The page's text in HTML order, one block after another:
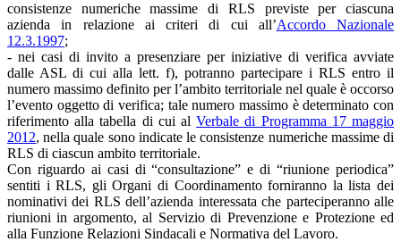
consistenze numeriche massime di RLS previste per ciascuna
azienda in relazione ai criteri di cui all’Accordo Nazionale
12.3.1997;
- nei casi di invito a presenziare per iniziative di verifica avviate
dalle ASL di cui alla lett. f), potranno partecipare i RLS entro il
numero massimo definito per l’ambito territoriale nel quale è occorso
l’evento oggetto di verifica; tale numero massimo è determinato con
riferimento alla tabella di cui alVerbale di Programma 17 maggio
2012, nella quale sono indicate le consistenze numeriche massime di
RLS di ciascun ambito territoriale.
Con riguardo ai casi di “consultazione” e di “riunione periodica”
sentiti i RLS, gli Organi di Coordinamento forniranno la lista dei
nominativi dei RLS dell’azienda interessata che parteciperanno alle
riunioni in argomento, al Servizio di Prevenzione e Protezione ed
alla Funzione Relazioni Sindacali e Normativa del Lavoro.